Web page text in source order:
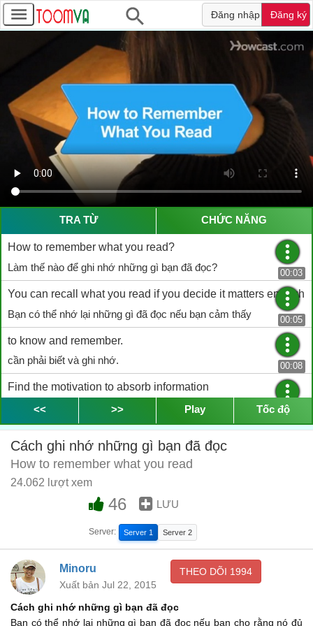
Đăng nhập Đăng ký
TRA TỪ CHỨC NĂNG
How to remember what you read?
Làm thế nào để ghi nhớ những gì bạn đã đọc?
00:03
You can recall what you read if you decide it matters enough
Bạn có thể nhớ lại những gì đã đọc nếu bạn cảm thấy
00:05
to know and remember.
cần phải biết và ghi nhớ.
00:08
Find the motivation to absorb information
Hãy tìm một động lực để tiếp nhận thông tin
00:10
and improve retention.
và cải thiện khả năng ghi nhớ.
You will need Techniques, Purpose, Visualization and
Step 1: Skim information slowly at first
Bước 1: Đọc lướt qua các thông tin thật chậm
to remember what you read.
để nhớ bạn đang đọc cái gì.
00:24
<< >> Play Tốc độ
Cách ghi nhớ những gì bạn đã đọc
How to remember what you read
24.062 lượt xem
46 LƯU
Server: Server 1 Server 2
Minoru
Xuất bản Jul 22, 2015
THEO DÕI 1994
Cách ghi nhớ những gì bạn đã đọc
Bạn có thể nhớ lại những gì bạn đã đọc nếu bạn cho rằng nó đủ